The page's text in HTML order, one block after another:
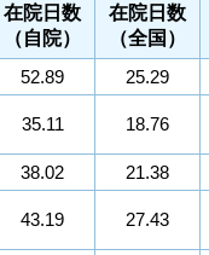
在院日数
（自院）
在院日数
（全国）
52.89 25.29
35.11 18.76
38.02 21.38
43.19 27.43